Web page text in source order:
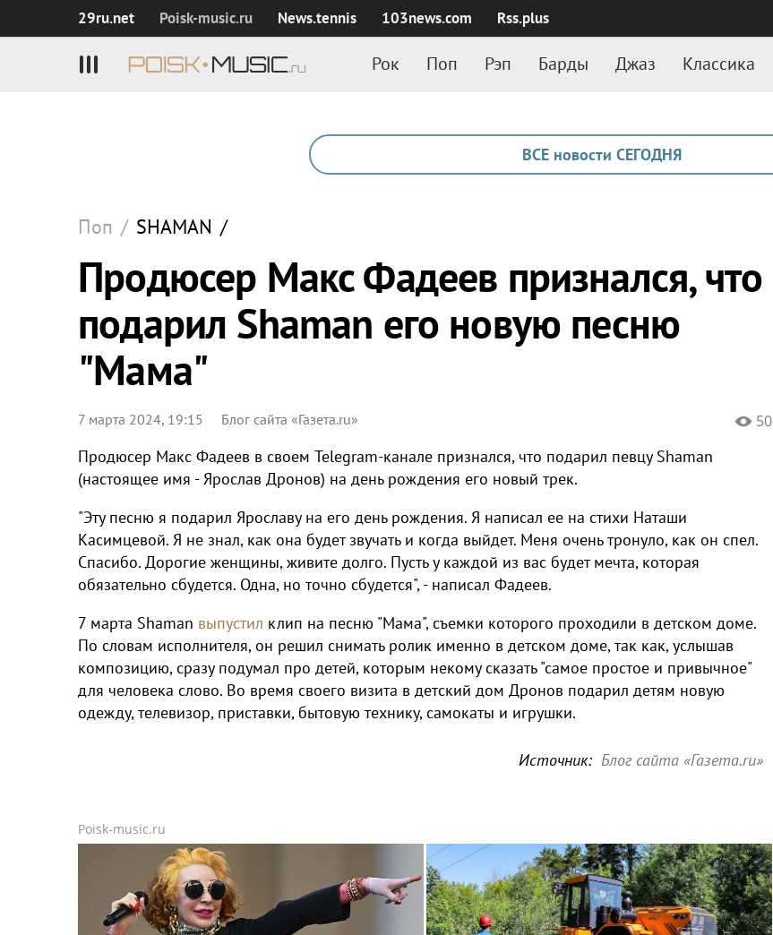
29ru.net Poisk‑music.ru News.tennis 103news.com Rss.plus
Рок Поп Рэп Барды Джаз Классика
ВСЕ новости СЕГОДНЯ
Поп / SHAMAN /
Продюсер Макс Фадеев признался, что
подарил Shaman его новую песню
"Мама"
7 марта 2024, 19:15 Блог сайта «Газета.ru» 50
Продюсер Макс Фадеев в своем Telegram-канале признался, что подарил певцу Shaman
(настоящее имя - Ярослав Дронов) на день рождения его новый трек.
"Эту песню я подарил Ярославу на его день рождения. Я написал ее на стихи Наташи
Касимцевой. Я не знал, как она будет звучать и когда выйдет. Меня очень тронуло, как он спел.
Спасибо. Дорогие женщины, живите долго. Пусть у каждой из вас будет мечта, которая
обязательно сбудется. Одна, но точно сбудется", - написал Фадеев.
7 марта Shaman выпустил клип на песню "Мама", съемки которого проходили в детском доме.
По словам исполнителя, он решил снимать ролик именно в детском доме, так как, услышав
композицию, сразу подумал про детей, которым некому сказать "самое простое и привычное"
для человека слово. Во время своего визита в детский дом Дронов подарил детям новую
одежду, телевизор, приставки, бытовую технику, самокаты и игрушки.
Источник: Блог сайта «Газета.ru»
Poisk-music.ru